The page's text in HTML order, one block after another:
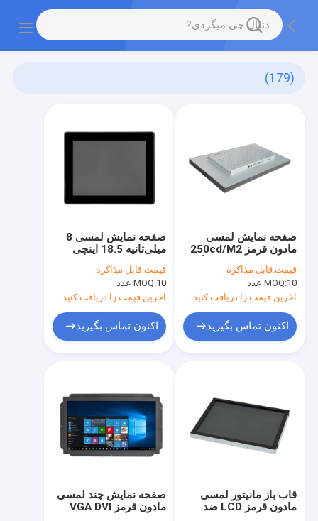
(179)
صفحه نمایش لمسی 8
میلی‌ثانیه 18.5 اینچی
نقطه چند لمسی
قیمت:قابل مذاکره
MOQ:10 عدد
آخرین قیمت را دریافت کنید
اکنون تماس بگیرید
صفحه نمایش لمسی
مادون قرمز 250cd/M2
و غبار
قیمت:قابل مذاکره
MOQ:10 عدد
آخرین قیمت را دریافت کنید
اکنون تماس بگیرید
صفحه نمایش چند لمسی
مادون قرمز VGA DVI
قاب باز مانیتور لمسی
مادون قرمز LCD ضد